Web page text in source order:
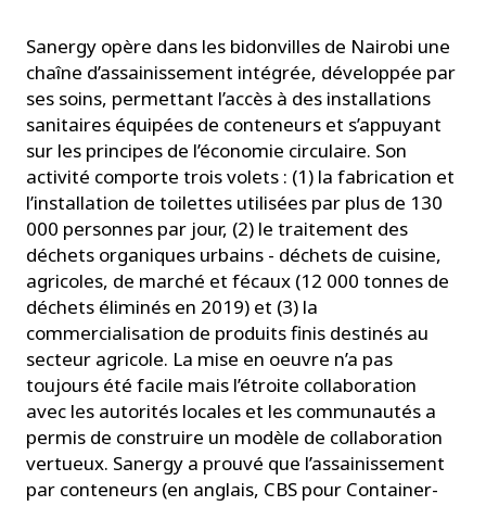
Sanergy opère dans les bidonvilles de Nairobi une
chaîne d’assainissement intégrée, développée par
ses soins, permettant l’accès à des installations
sanitaires équipées de conteneurs et s’appuyant
sur les principes de l’économie circulaire. Son
activité comporte trois volets : (1) la fabrication et
l’installation de toilettes utilisées par plus de 130
000 personnes par jour, (2) le traitement des
déchets organiques urbains - déchets de cuisine,
agricoles, de marché et fécaux (12 000 tonnes de
déchets éliminés en 2019) et (3) la
commercialisation de produits finis destinés au
secteur agricole. La mise en oeuvre n’a pas
toujours été facile mais l’étroite collaboration
avec les autorités locales et les communautés a
permis de construire un modèle de collaboration
vertueux. Sanergy a prouvé que l’assainissement
par conteneurs (en anglais, CBS pour Container-